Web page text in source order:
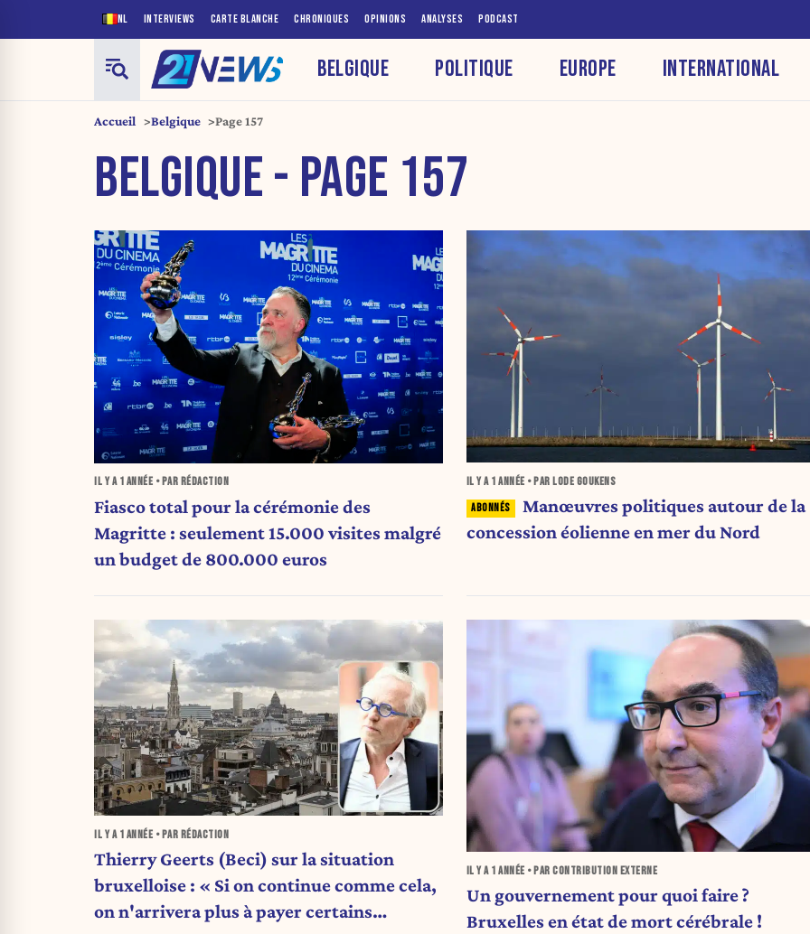
NL INTERVIEWS CARTE BLANCHE CHRONIQUES OPINIONS ANALYSES PODCAST
BELGIQUE POLITIQUE EUROPE INTERNATIONAL
Accueil Belgique Page 157
BELGIQUE - PAGE 157
IL Y A 1 ANNÉE • PAR RÉDACTION
Fiasco total pour la cérémonie des
Magritte : seulement 15.000 visites malgré
un budget de 800.000 euros
IL Y A 1 ANNÉE • PAR LODE GOUKENS
Manœuvres politiques autour de la
concession éolienne en mer du Nord
IL Y A 1 ANNÉE • PAR RÉDACTION
Thierry Geerts (Beci) sur la situation
bruxelloise : « Si on continue comme cela,
on n'arrivera plus à payer certains
IL Y A 1 ANNÉE • PAR CONTRIBUTION EXTERNE
Un gouvernement pour quoi faire ?
Bruxelles en état de mort cérébrale !